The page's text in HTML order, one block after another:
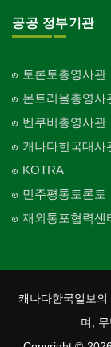
공공 정부기관
토론토총영사관
몬트리올총영사
벤쿠버총영사관
캐나다한국대사
KOTRA
민주평통토론토
재외통포협력센
캐나다한국일보
며,